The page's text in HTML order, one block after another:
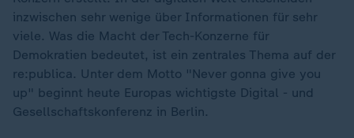
inzwischen sehr wenige über Informationen für sehr
viele. Was die Macht der Tech-Konzerne für
Demokratien bedeutet, ist ein zentrales Thema auf der
re:publica. Unter dem Motto "Never gonna give you
up" beginnt heute Europas wichtigste Digital - und
Gesellschaftskonferenz in Berlin.